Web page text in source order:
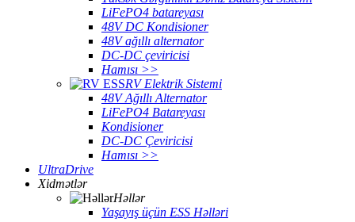
LiFePO4 batareyası
48V DC Kondisioner
48V ağıllı alternator
DC-DC çeviricisi
Hamısı >>
RV Elektrik Sistemi
48V Ağıllı Alternator
LiFePO4 Batareyası
Kondisioner
DC-DC Çeviricisi
Hamısı >>
UltraDrive
Xidmətlər
Həllər
Yaşayış üçün ESS Həlləri